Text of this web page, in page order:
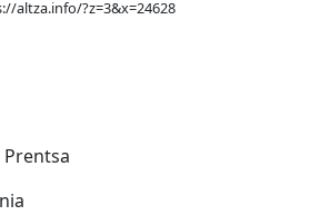
altza.info/?z=3&x=24628
Prentsa